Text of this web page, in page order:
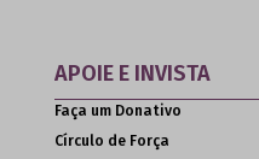
APOIE E INVISTA
Faça um Donativo
Círculo de Força